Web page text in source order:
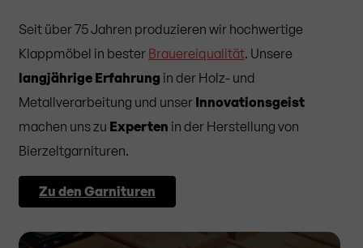
Seit über 75 Jahren produzieren wir hochwertige
Klappmöbel in bester Brauereiqualität. Unsere
langjährige Erfahrung in der Holz- und
Metallverarbeitung und unser Innovationsgeist
machen uns zu Experten in der Herstellung von
Bierzeltgarnituren.
Zu den Garnituren